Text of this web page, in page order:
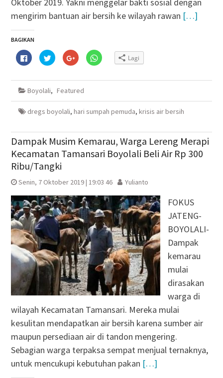
mengirim bantuan air bersih ke wilayah rawan […]
BAGIKAN
Klik
untuk
membagikan
Facebook(Membuka
jendela
baru)
Klik
untuk
berbagi
Twitter(Membuka
jendela
baru)
Klik
untuk
berbagi
Google+
di
yang
baru)
Klik
untuk
WhatsApp(Membuka
baru)
Lagi
Boyolali, Featured
dregs boyolali, hari sumpah pemuda, krisis air bersih
Dampak Musim Kemarau, Warga Lereng Merapi
Kecamatan Tamansari Boyolali Beli Air Rp 300
Ribu/Tangki
Senin, 7 Oktober 2019 | 19:03 46 Yulianto
FOKUS
JATENG-
BOYOLALI-
Dampak
kemarau
mulai
dirasakan
warga di
wilayah Kecamatan Tamansari. Mereka mulai
kesulitan mendapatkan air bersih karena sumber air
maupun persediaan air di tandon mengering.
Sebagian warga terpaksa sempat menjual ternaknya,
untuk mencukupi kebutuhan pakan […]